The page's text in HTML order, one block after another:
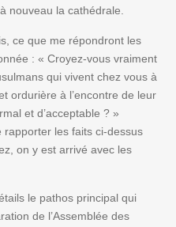
nouveau la cathédrale.
ce que me répondront les
: « Croyez-vous vraiment
qui vivent chez vous à
ordurière à l’encontre de leur
et d’acceptable ? »
rapporter les faits ci-dessus
on y est arrivé avec les
le pathos principal qui
de l’Assemblée des